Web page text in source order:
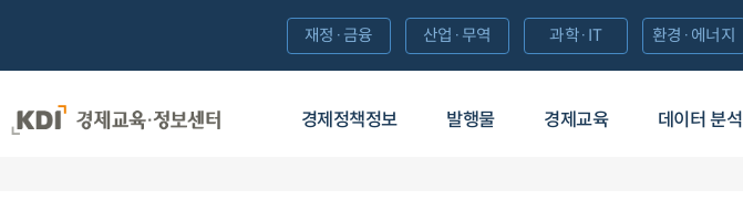
경제정책정보 발행물 경제교육 데이터 분석
재정·금융 산업·무역 과학·IT 환경·에너지